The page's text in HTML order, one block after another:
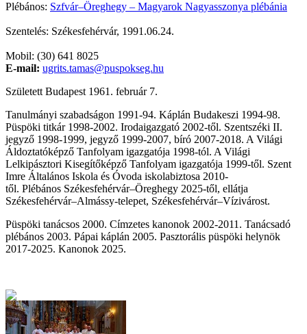
Plébános: Szfvár–Öreghegy – Magyarok Nagyasszonya plébánia
Szentelés: Székesfehérvár, 1991.06.24.
Mobil: (30) 641 8025
E-mail: ugrits.tamas@puspokseg.hu
Született Budapest 1961. február 7.
Tanulmányi szabadságon 1991-94. Káplán Budakeszi 1994-98.
Püspöki titkár 1998-2002. Irodaigazgató 2002-től. Szentszéki II.
jegyző 1998-1999, jegyző 1999-2007, bíró 2007-2018. A Világi
Áldoztatóképző Tanfolyam igazgatója 1998-tól. A Világi
Lelkipásztori Kisegítőképző Tanfolyam igazgatója 1999-től. Szent
Imre Általános Iskola és Óvoda iskolabiztosa 2010-
től. Plébános Székesfehérvár–Öreghegy 2025-től, ellátja
Székesfehérvár–Almássy-telepet, Székesfehérvár–Vízivárost.
Püspöki tanácsos 2000. Címzetes kanonok 2002-2011. Tanácsadó
plébános 2003. Pápai káplán 2005. Pasztorális püspöki helynök
2017-2025. Kanonok 2025.